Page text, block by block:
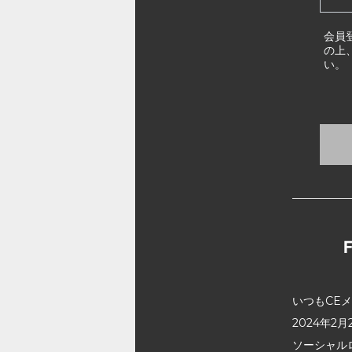
会員
の上
い。
いつもCE
2024年2月
ソーシャ